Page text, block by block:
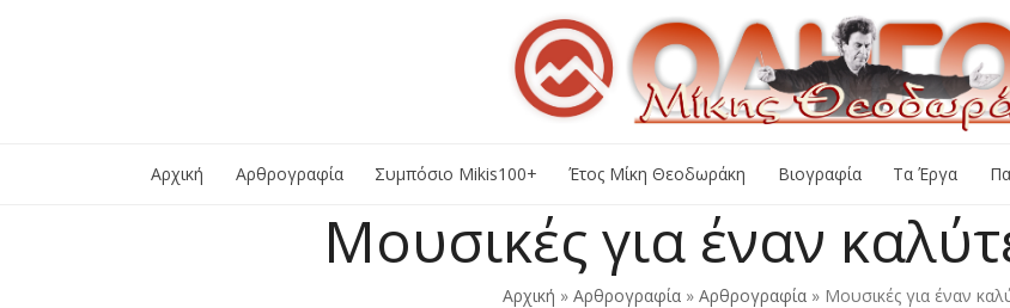
Αρχική Αρθρογραφία Συμπόσιο Mikis100+ Έτος Μίκη Θεοδωράκη Βιογραφία Τα Έργα
Μουσικές για έναν
Αρχική » Αρθρογραφία » Αρθρογραφία » Μουσικές για έναν